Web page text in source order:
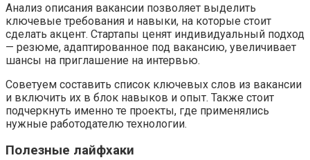
Анализ описания вакансии позволяет выделить
ключевые требования и навыки, на которые стоит
сделать акцент. Стартапы ценят индивидуальный подход
— резюме, адаптированное под вакансию, увеличивает
шансы на приглашение на интервью.
Советуем составить список ключевых слов из вакансии
и включить их в блок навыков и опыт. Также стоит
подчеркнуть именно те проекты, где применялись
нужные работодателю технологии.
Полезные лайфхаки